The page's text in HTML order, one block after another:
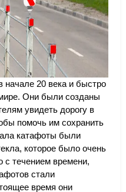
20 века и быстро
Они были созданы
увидеть дорогу в
помочь им сохранить
катафоты были
которое было очень
с течением времени,
стали
время они